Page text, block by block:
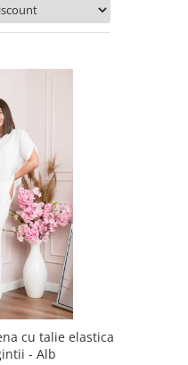
cu talie elastica
- Alb